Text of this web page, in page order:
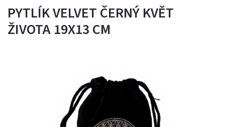
PYTLÍK VELVET ČERNÝ KVĚT
ŽIVOTA 19X13 CM